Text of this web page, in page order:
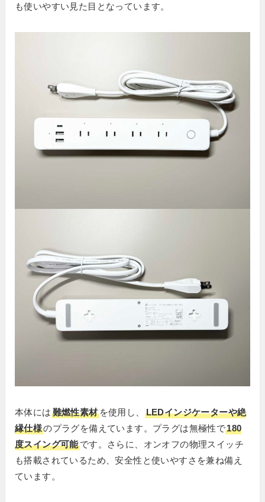
も使いやすい見た目となっています。
本体には 難燃性素材を使用し、
LEDインジケーターや絶
縁仕様のプラグを備えています。プラグは無極性で180
度スイング可能です。さらに、オンオフの物理スイッチ
も搭載されているため、安全性と使いやすさを兼ね備え
ています。